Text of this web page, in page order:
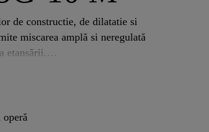
de constructie, de dilatatie si
miscarea amplă si neregulată
etansării.
cu aderentă deosebită.
operă